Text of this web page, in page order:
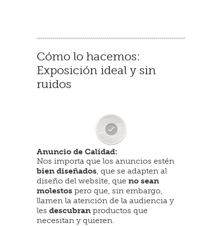
Cómo lo hacemos:
Exposición ideal y sin
ruidos
Anuncio de Calidad:
Nos importa que los anuncios estén
bien diseñados, que se adapten al
diseño del website, que no sean
molestos pero que, sin embargo,
llamen la atención de la audiencia y
les descubran productos que
necesitan y quieren.